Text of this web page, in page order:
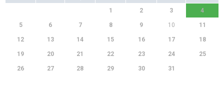
1 2 3 4
5 6 7 8 9 10 11
12 13 14 15 16 17 18
19 20 21 22 23 24 25
26 27 28 29 30 31